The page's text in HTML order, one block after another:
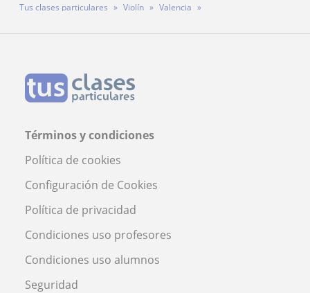
Tus clases particulares Violín
Valencia
Términos y condiciones
Política de cookies
Configuración de Cookies
Política de privacidad
Condiciones uso profesores
Condiciones uso alumnos
Seguridad